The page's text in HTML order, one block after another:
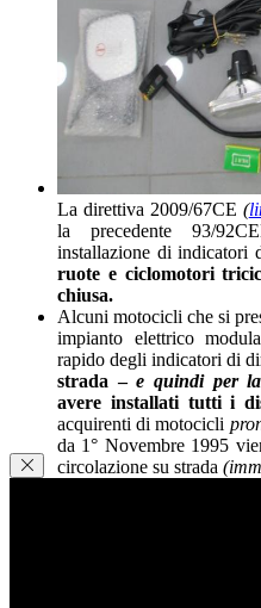
La direttiva 2009/67CE (
la precedente 93/
installazione di indicatori
ruote e ciclomotori
chiusa.
Alcuni motocicli che si
impianto elettrico
rapido degli indicatori di
strada –e quindi per
avere installati tutti i
acquirenti di motocicli
da 1° Novembre 1995
circolazione su strada